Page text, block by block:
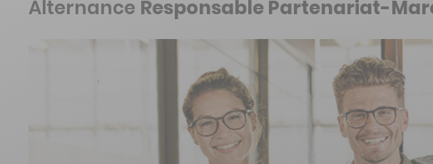
Alternance Responsable Partenariat-